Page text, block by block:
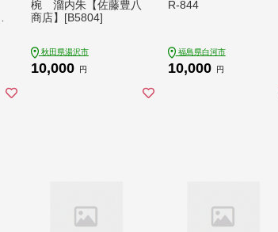
椀 溜内朱【佐藤豊八
商店】[B5804]
秋田県湯沢市
10,000 円
R-844
福島県白河市
10,000 円